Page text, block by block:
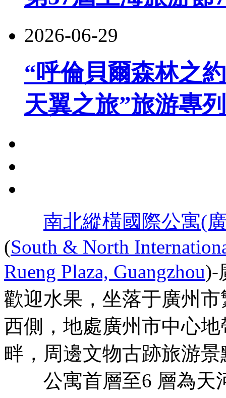
2026-06-29
“呼倫貝爾森林之
天翼之旅”旅游專
南北縱橫國際公寓(
(South & North
Rueng Plaza, Guangzhou)-
歡迎水果，坐落于廣州
西側，地處廣州市中心
畔，周邊文物古跡旅游
公寓首層至6 層為天